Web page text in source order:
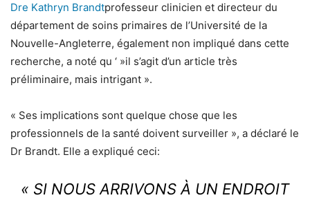
Dre Kathryn Brandtprofesseur clinicien et directeur du
département de soins primaires de l’Université de la
Nouvelle-Angleterre, également non impliqué dans cette
recherche, a noté qu ‘ »il s’agit d’un article très
préliminaire, mais intrigant ».
« Ses implications sont quelque chose que les
professionnels de la santé doivent surveiller », a déclaré le
Dr Brandt. Elle a expliqué ceci:
« SI NOUS ARRIVONS À UN ENDROIT